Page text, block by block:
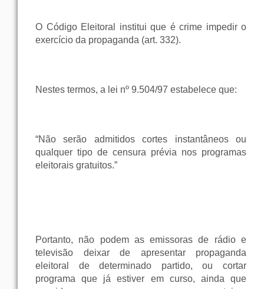
O Código Eleitoral institui que é crime impedir o
exercício da propaganda (art. 332).
Nestes termos, a lei nº 9.504/97 estabelece que:
“Não serão admitidos cortes instantâneos ou
qualquer tipo de censura prévia nos programas
eleitorais gratuitos.”
Portanto, não podem as emissoras de rádio e
televisão deixar de apresentar propaganda
eleitoral de determinado partido, ou cortar
programa que já estiver em curso, ainda que